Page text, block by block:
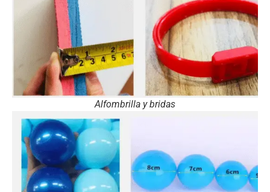
Alfombrilla y bridas